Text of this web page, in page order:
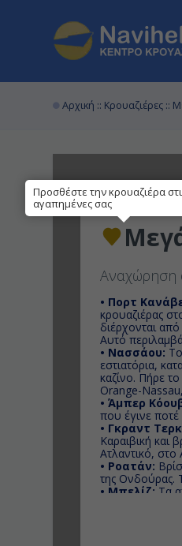
Αρχική :: Κρουαζιέρες ::
14ΉΜΕΡΗ
Αναχώρηση
• Πορτ
κρουαζιέρας
διέρχονται
Αυτό
• Νασσάου:
εστιατόρια,
καζίνο. Πήρε
Orange-
• Άμπερ
που έγινε ποτέ
• Γκραντ
Καραιβική και
Ατλαντικό,
• Ροατάν:
της Ονδούρας.
• Μπελίζ:Τα
Μπελίζ
Προσθέστε την κρουαζιέρα
αγαπημένες σας